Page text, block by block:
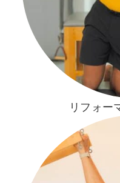
リフォー